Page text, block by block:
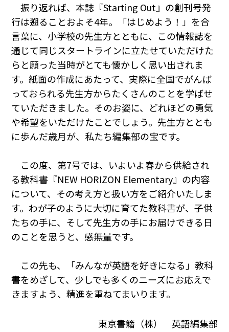
振り返れば、本誌『Starting Out』の創刊号発
行は遡ることおよそ4年。「はじめよう！」を合
言葉に、小学校の先生方とともに、この情報誌を
通じて同じスタートラインに立たせていただけた
らと願った当時がとても懐かしく思い出されま
す。紙面の作成にあたって、実際に全国でがんば
っておられる先生方からたくさんのことを学ばせ
ていただきました。そのお姿に、どれほどの勇気
や希望をいただけたことでしょう。先生方ととも
に歩んだ歳月が、私たち編集部の宝です。
この度、第7号では、いよいよ春から供給され
る教科書『NEW HORIZON Elementary』の内容
について、その考え方と扱い方をご紹介いたしま
す。わが子のように大切に育てた教科書が、子供
たちの手に、そして先生方の手にお届けできる日
のことを思うと、感無量です。
この先も、「みんなが英語を好きになる」教科
書をめざして、少しでも多くのニーズにお応えで
きますよう、精進を重ねてまいります。
東京書籍（株） 英語編集部